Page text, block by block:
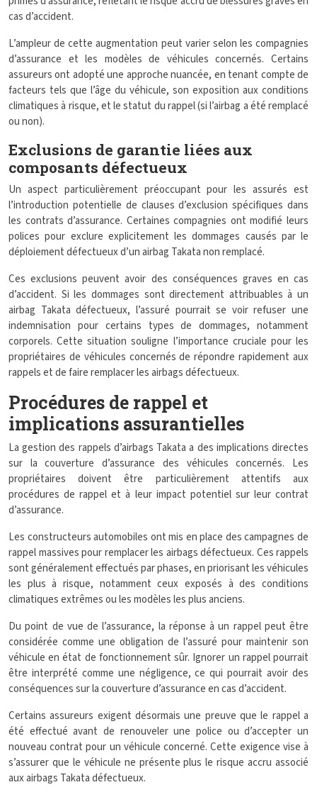
cas d’accident.
L’ampleur de cette augmentation peut varier selon les compagnies
d’assurance et les modèles de véhicules concernés. Certains
assureurs ont adopté une approche nuancée, en tenant compte de
facteurs tels que l’âge du véhicule, son exposition aux conditions
climatiques à risque, et le statut du rappel (si l’airbag a été remplacé
ou non).
Exclusions de garantie liées aux
composants défectueux
Un aspect particulièrement préoccupant pour les assurés est
l’introduction potentielle de clauses d’exclusion spécifiques dans
les contrats d’assurance. Certaines compagnies ont modifié leurs
polices pour exclure explicitement les dommages causés par le
déploiement défectueux d’un airbag Takata non remplacé.
Ces exclusions peuvent avoir des conséquences graves en cas
d’accident. Si les dommages sont directement attribuables à un
airbag Takata défectueux, l’assuré pourrait se voir refuser une
indemnisation pour certains types de dommages, notamment
corporels. Cette situation souligne l’importance cruciale pour les
propriétaires de véhicules concernés de répondre rapidement aux
rappels et de faire remplacer les airbags défectueux.
Procédures de rappel et
implications assurantielles
La gestion des rappels d’airbags Takata a des implications directes
sur la couverture d’assurance des véhicules concernés. Les
propriétaires doivent être particulièrement attentifs aux
procédures de rappel et à leur impact potentiel sur leur contrat
d’assurance.
Les constructeurs automobiles ont mis en place des campagnes de
rappel massives pour remplacer les airbags défectueux. Ces rappels
sont généralement effectués par phases, en priorisant les véhicules
les plus à risque, notamment ceux exposés à des conditions
climatiques extrêmes ou les modèles les plus anciens.
Du point de vue de l’assurance, la réponse à un rappel peut être
considérée comme une obligation de l’assuré pour maintenir son
véhicule en état de fonctionnement sûr. Ignorer un rappel pourrait
être interprété comme une négligence, ce qui pourrait avoir des
conséquences sur la couverture d’assurance en cas d’accident.
Certains assureurs exigent désormais une preuve que le rappel a
été effectué avant de renouveler une police ou d’accepter un
nouveau contrat pour un véhicule concerné. Cette exigence vise à
s’assurer que le véhicule ne présente plus le risque accru associé
aux airbags Takata défectueux.